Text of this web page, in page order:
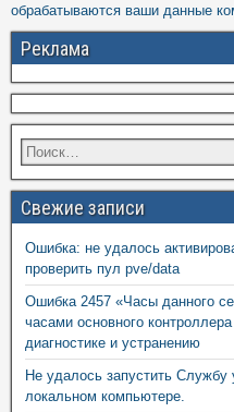
обрабатываются ваши данные
Реклама
Свежие записи
Ошибка: не удалось
проверить пул pve/data
Ошибка 2457 «Часы данного
часами основного
диагностике и устранению
Не удалось запустить
локальном компьютере.